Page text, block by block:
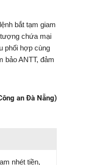
bắt tạm giam
tượng chứa mại
phối hợp cùng
bảo ANTT, đảm
an Đà Nẵng)
nhét tiền,